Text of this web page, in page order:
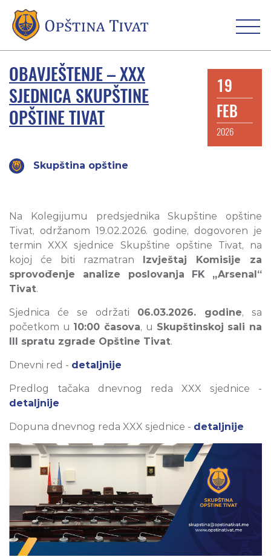
OBAVJEŠTENJE – XXX
SJEDNICA SKUPŠTINE
OPŠTINE TIVAT
19
FEB
2026
Skupština opštine
Na Kolegijumu predsjednika Skupštine opštine
Tivat, održanom 19.02.2026. godine, dogovoren je
termin XXX sjednice Skupštine opštine Tivat, na
kojoj će biti razmatran
Izvještaj Komisije za
sprovođenje analize poslovanja FK „Arsenal“
Tivat.
Sjednica će se održati 06.03.2026. godine, sa
početkom u 10:00 časova, u Skupštinskoj sali na
III spratu zgrade Opštine Tivat.
Dnevni red - detaljnije
Predlog tačaka dnevnog reda XXX sjednice -
detaljnije
Dopuna dnevnog reda XXX sjednice - detaljnije